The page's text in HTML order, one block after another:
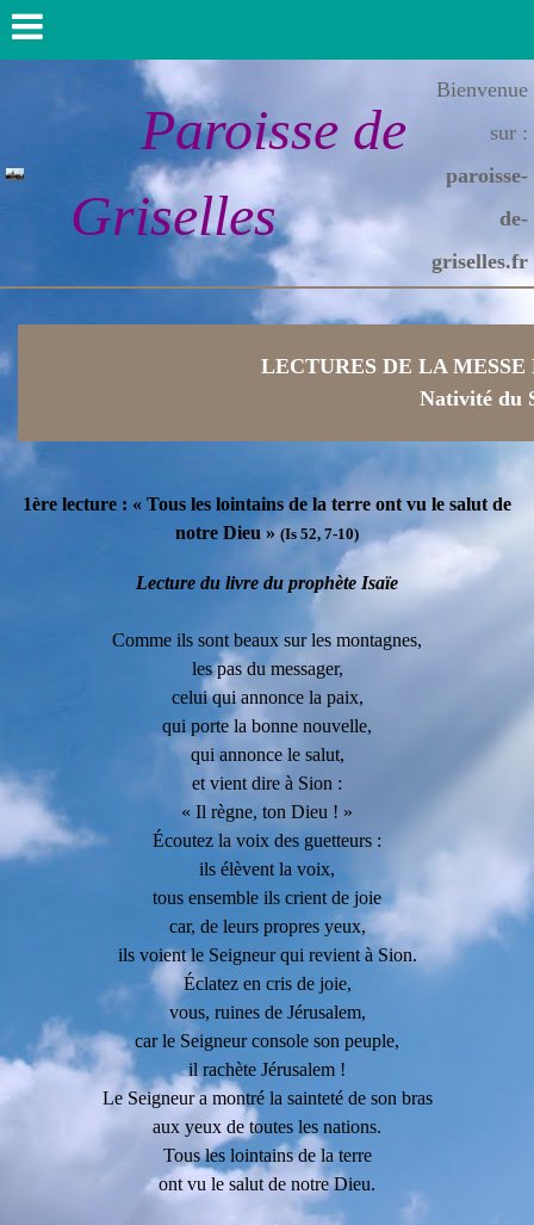
Paroisse de
Griselles
Bienvenue
sur :
paroisse-
de-
griselles.fr
LECTURES DE LA MESSE
Nativité du
1ère lecture : « Tous les lointains de la terre ont vu le salut de
notre Dieu » (Is 52, 7-10)
Lecture du livre du prophète Isaïe
Comme ils sont beaux sur les montagnes,
les pas du messager,
celui qui annonce la paix,
qui porte la bonne nouvelle,
qui annonce le salut,
et vient dire à Sion :
« Il règne, ton Dieu ! »
Écoutez la voix des guetteurs :
ils élèvent la voix,
tous ensemble ils crient de joie
car, de leurs propres yeux,
ils voient le Seigneur qui revient à Sion.
Éclatez en cris de joie,
vous, ruines de Jérusalem,
car le Seigneur console son peuple,
il rachète Jérusalem !
Le Seigneur a montré la sainteté de son bras
aux yeux de toutes les nations.
Tous les lointains de la terre
ont vu le salut de notre Dieu.